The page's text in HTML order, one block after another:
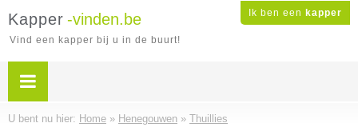
Ik ben een kapper
Kapper -vinden.be
Vind een kapper bij u in de buurt!
U bent nu hier: Home » Henegouwen » Thuillies